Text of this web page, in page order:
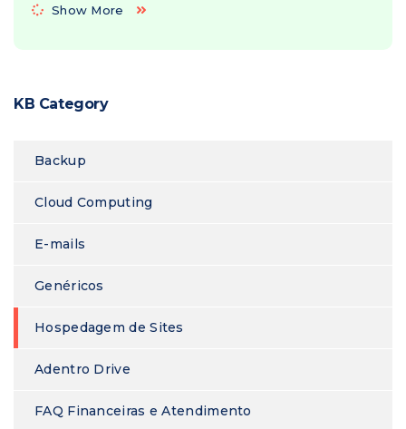
Show More
KB Category
Backup
Cloud Computing
E-mails
Genéricos
Hospedagem de Sites
Adentro Drive
FAQ Financeiras e Atendimento